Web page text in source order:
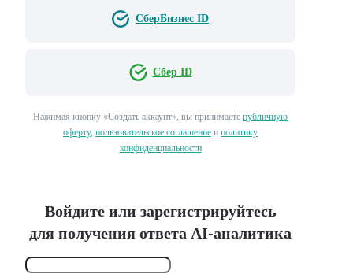
СберБизнес ID
Сбер ID
Нажимая кнопку «Создать аккаунт», вы принимаете публичную
оферту, пользовательское соглашение и политику
конфиденциальности
Войдите или зарегистрируйтесь
для получения ответа AI-аналитика